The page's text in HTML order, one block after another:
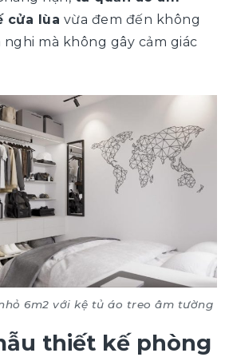
cửa lùa vừa đem đến không
mà không gây cảm giác
6m2 với kệ tủ áo treo âm tường
thiết kế phòng